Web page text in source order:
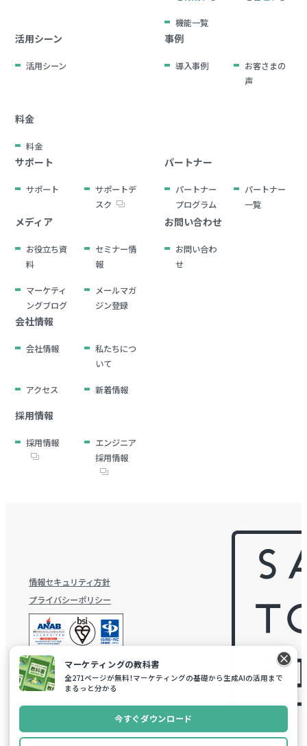
機能一覧
活用シーン
活用シーン
事例
導入事例
お客さまの
声
料金
料金
サポート
サポート
サポートデ
スク
パートナー
パートナー
プログラム
パートナー
一覧
メディア
お役立ち資
料
セミナー情
報
マーケティ
ングブログ
メールマガ
ジン登録
お問い合わせ
お問い合わ
せ
会社情報
会社情報
私たちにつ
いて
アクセス 新着情報
採用情報
採用情報
エンジニア
採用情報
情報セキュリティ方針
プライバシーポリシー
© SATORI,Inc. All Rights reserved.
マーケティングの教科書
全271ページが無料！マーケティングの基礎から生成AIの活用まで
まるっと分かる
今すぐダウンロード